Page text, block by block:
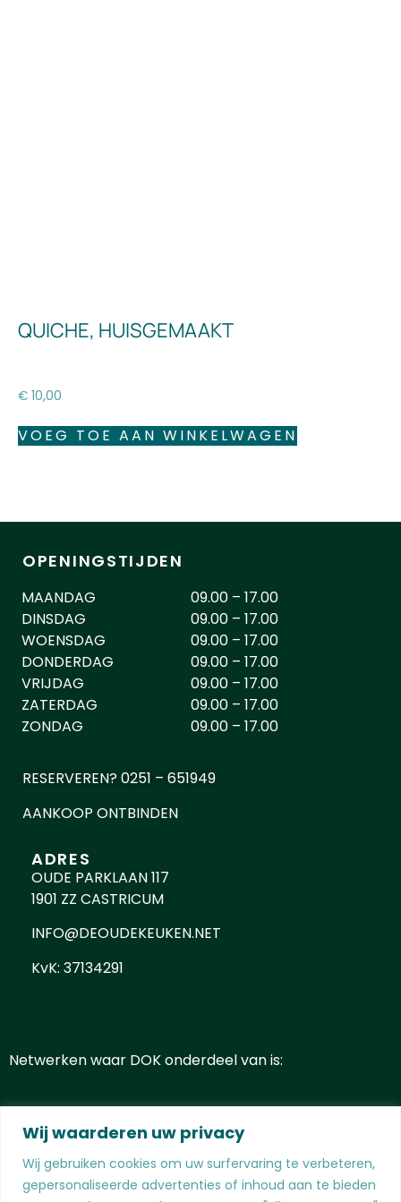
Wij waarderen uw privacy
Wij gebruiken cookies om uw surfervaring te verbeteren,
gepersonaliseerde advertenties of inhoud aan te bieden
QUICHE, HUISGEMAAKT
€ 10,00
VOEG TOE AAN WINKELWAGEN
OPENINGSTIJDEN
MAANDAG
DINSDAG
WOENSDAG
DONDERDAG
VRIJDAG
ZATERDAG
ZONDAG
09.00 – 17.00
09.00 – 17.00
09.00 – 17.00
09.00 – 17.00
09.00 – 17.00
09.00 – 17.00
09.00 – 17.00
RESERVEREN? 0251 – 651949
AANKOOP ONTBINDEN
ADRES
OUDE PARKLAAN 117
1901 ZZ CASTRICUM
INFO@DEOUDEKEUKEN.NET
KvK: 37134291
Netwerken waar DOK onderdeel van is: